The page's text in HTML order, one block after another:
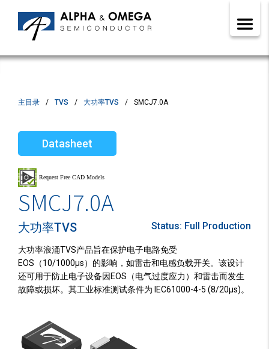
主目录 TVS 大功率TVS SMCJ7.0A
Datasheet
SMCJ7.0A
大功率TVS Status: Full Production
大功率浪涌TVS产品旨在保护电子电路免受
EOS（10/1000µs）的影响，如雷击和电感负载开关。该设计
还可用于防止电子设备因EOS（电气过度应力）和雷击而发生
故障或损坏。其工业标准测试条件为 IEC61000-4-5 (8/20µs)。